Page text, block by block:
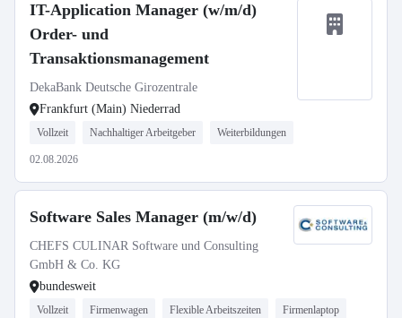
IT-Application Manager (w/m/d)
Order- und
Transaktionsmanagement
DekaBank Deutsche Girozentrale
Frankfurt (Main) Niederrad
Vollzeit Nachhaltiger Arbeitgeber Weiterbildungen
02.08.2026
Software Sales Manager (m/w/d)
CHEFS CULINAR Software und Consulting
GmbH & Co. KG
bundesweit
Vollzeit Firmenwagen Flexible Arbeitszeiten Firmenlaptop